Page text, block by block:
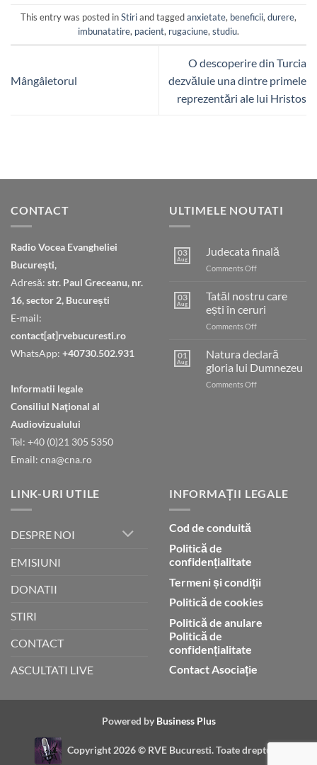
This entry was posted inStiriand taggedanxietate, beneficii, durere,
imbunatatire, pacient, rugaciune, studiu.
Mângâietorul
O descoperire din Turcia
dezvăluie una dintre primele
reprezentări ale lui Hristos
CONTACT
Radio Vocea Evangheliei
București,
Adresă: str. Paul Greceanu, nr.
16, sector 2, București
E-mail:
contact[at]rvebucuresti.ro
WhatsApp: +40730.502.931
Informatii legale
Consiliul Naţional al
Audiovizualului
Tel: +40 (0)21 305 5350
Email: cna@cna.ro
ULTIMELE NOUTATI
03
Aug
Judecata finală
Comments Offon
03
Aug
Tatăl nostru care
ești în ceruri
Comments Offon
nostru
ești
în
01
Aug
Natura declară
gloria lui Dumnezeu
Comments Offon
LINK-URI UTILE
DESPRE NOI
EMISIUNI
DONATII
STIRI
CONTACT
ASCULTATI LIVE
INFORMAȚII LEGALE
Cod de conduită
Politică de
confidențialitate
Termeni și condiții
Politică de cookies
Politică de anulare
Politică de
confidențialitate
Contact Asociație
Powered by Business Plus
Copyright 2026 © RVE Bucuresti. Toate drepturile